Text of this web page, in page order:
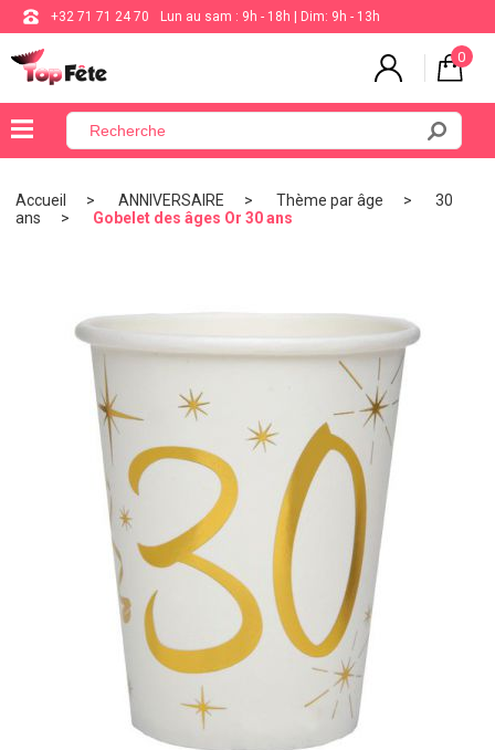
+32 71 71 24 70 Lun au sam : 9h - 18h | Dim: 9h - 13h
0
×
BALLON
VAISSELLE
COMMUNION
Accueil ANNIVERSAIRE Thème par âge
30
ans
Gobelet des âges Or 30 ans